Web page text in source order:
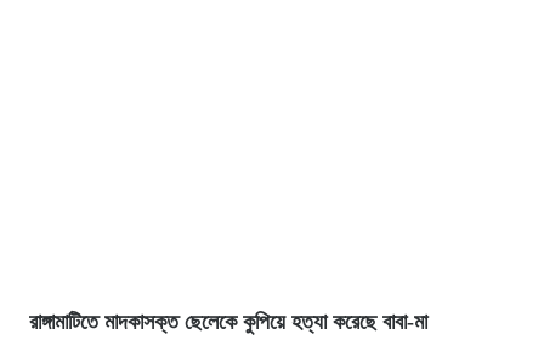
রাঙ্গামাটিতে মাদকাসক্ত ছেলেকে কুপিয়ে হত্যা করেছে বাবা-মা